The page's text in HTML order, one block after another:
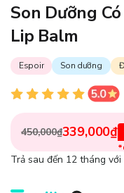
Son Dưỡng
Lip Balm
Espoir Son dưỡng
450,000₫339,000₫
Trả sau đến 12 tháng với